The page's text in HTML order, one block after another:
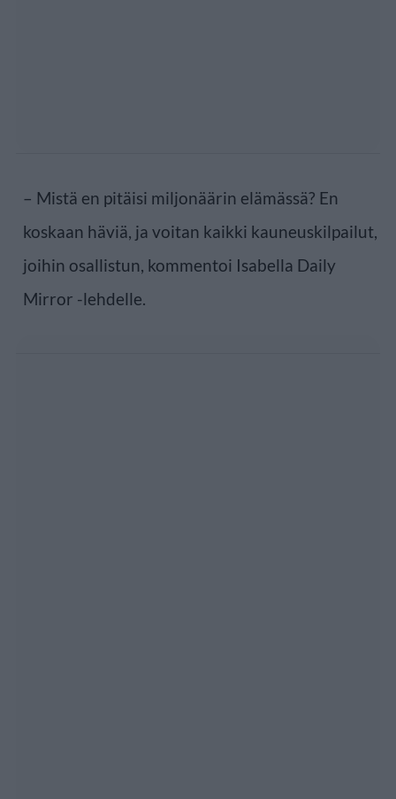
– Mistä en pitäisi miljonäärin elämässä? En
koskaan häviä, ja voitan kaikki kauneuskilpailut,
joihin osallistun, kommentoi Isabella Daily
Mirror -lehdelle.